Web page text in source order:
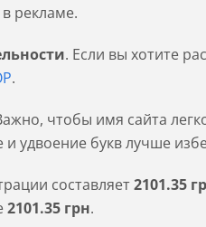
рекламе.
. Если вы хотите
.
чтобы имя сайта
удвоение букв лучше
составляет2101.35
2101.35 грн.